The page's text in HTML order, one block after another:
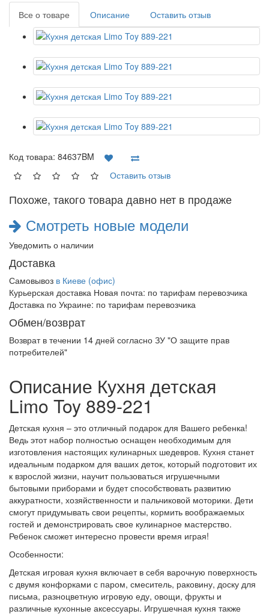
Все о товаре Описание Оставить отзыв
Код товара: 84637BM
Оставить отзыв
Похоже, такого товара давно нет в продаже
Смотреть новые модели
Уведомить о наличии
Доставка
Самовывоз в Киеве (офис)
Курьерская доставка Новая почта: по тарифам перевозчика
Доставка по Украине: по тарифам перевозчика
Обмен/возврат
Возврат в течении 14 дней согласно ЗУ "О защите прав
потребителей"
Описание Кухня детская
Limo Toy 889-221
Детская кухня – это отличный подарок для Вашего ребенка!
Ведь этот набор полностью оснащен необходимым для
изготовления настоящих кулинарных шедевров. Кухня станет
идеальным подарком для ваших деток, который подготовит их
к взрослой жизни, научит пользоваться игрушечными
бытовыми приборами и будет способствовать развитию
аккуратности, хозяйственности и пальчиковой моторики. Дети
смогут придумывать свои рецепты, кормить воображаемых
гостей и демонстрировать свое кулинарное мастерство.
Ребенок сможет интересно провести время играя!
Особенности:
Детская игровая кухня включает в себя варочную поверхность
с двумя конфорками с паром, смеситель, раковину, доску для
письма, разноцветную игровую еду, овощи, фрукты и
различные кухонные аксессуары. Игрушечная кухня также